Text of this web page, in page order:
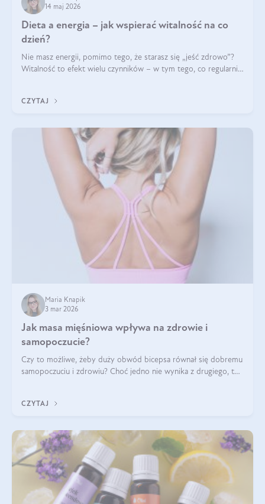
14 maj 2026
Dieta a energia – jak wspierać witalność na co
dzień?
Nie masz energii, pomimo tego, że starasz się „jeść zdrowo”?
Witalność to efekt wielu czynników – w tym tego, co regularnie
CZYTAJ
Maria Knapik
3 mar 2026
Jak masa mięśniowa wpływa na zdrowie i
samopoczucie?
Czy to możliwe, żeby duży obwód bicepsa równał się dobremu
samopoczuciu i zdrowiu? Choć jedno nie wynika z drugiego, to
wyjaśnimy.
CZYTAJ